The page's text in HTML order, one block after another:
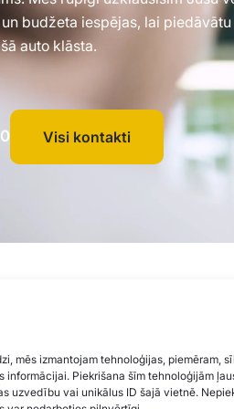
mēs izmantojam tehnoloģijas, piemēram,
Piekrišana šīm tehnoloģijām
uzvedību vai unikālus ID šajā vietnē.
budžeta iespējas, lai
auto klāsta.
Visi kontakti
40203371960, Adrese:
bet sadarbojas ar vairākām bankām